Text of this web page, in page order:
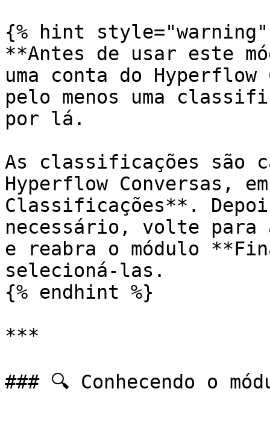
{% hint style="warning"
**Antes de usar este
uma conta do Hyperflow
pelo menos uma
por lá.
As classificações são
Hyperflow Conversas,
Classificações**.
necessário, volte
e reabra o módulo
selecioná-las.
{% endhint %}
***
### 🔍 Conhecendo o